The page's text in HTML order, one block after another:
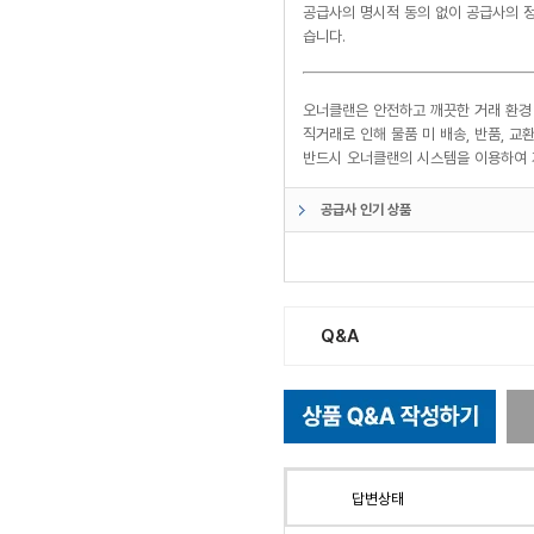
공급사의 명시적 동의 없이 공급사의
습니다.
오너클랜은 안전하고 깨끗한 거래 환
직거래로 인해 물품 미 배송, 반품, 교
반드시 오너클랜의 시스템을 이용하
공급사 인기 상품
Q&A
답변상태